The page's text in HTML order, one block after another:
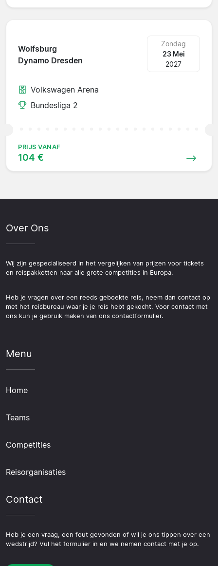
Wolfsburg
Dynamo Dresden
Zondag
23 Mei
2027
Volkswagen Arena
Bundesliga 2
PRIJS VANAF
104 €
Over Ons
Wij zijn gespecialiseerd in het vergelijken van prijzen voor tickets
en reispakketten naar alle grote competities in Europa.
Heb je vragen over een reeds geboekte reis, neem dan contact op
met het reisbureau waar je je reis hebt gekocht. Voor contact met
ons kun je gebruik maken van ons contactformulier.
Menu
Home
Teams
Competities
Reisorganisaties
Contact
Heb je een vraag, een fout gevonden of wil je ons tippen over een
wedstrijd? Vul het formulier in en we nemen contact met je op.